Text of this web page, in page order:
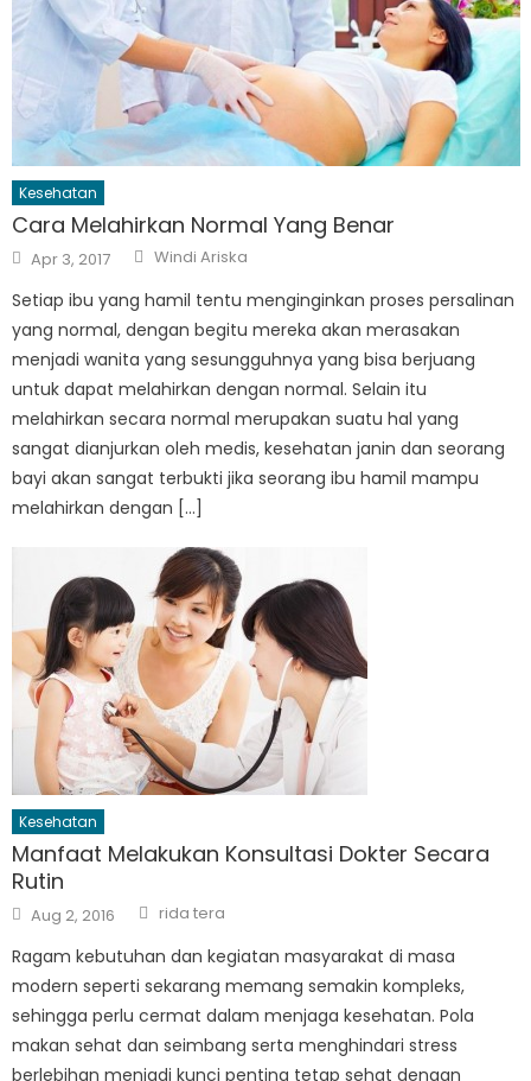
Kesehatan
Cara Melahirkan Normal Yang Benar
Posted
on
Apr 3, 2017 Author
Windi Ariska
Setiap ibu yang hamil tentu menginginkan proses persalinan
yang normal, dengan begitu mereka akan merasakan
menjadi wanita yang sesungguhnya yang bisa berjuang
untuk dapat melahirkan dengan normal. Selain itu
melahirkan secara normal merupakan suatu hal yang
sangat dianjurkan oleh medis, kesehatan janin dan seorang
bayi akan sangat terbukti jika seorang ibu hamil mampu
melahirkan dengan […]
Kesehatan
Manfaat Melakukan Konsultasi Dokter Secara
Rutin
Posted
on
Aug 2, 2016 Author
rida tera
Ragam kebutuhan dan kegiatan masyarakat di masa
modern seperti sekarang memang semakin kompleks,
sehingga perlu cermat dalam menjaga kesehatan. Pola
makan sehat dan seimbang serta menghindari stress
berlebihan menjadi kunci penting tetap sehat dengan